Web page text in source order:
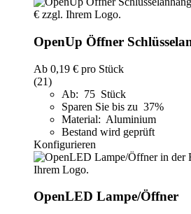
OpenUp Öffner
Ab 0,19 € pro Stück
(21)
Ab: 75 Stück
Sparen Sie bis zu 37%
Material: Aluminium
Bestand wird geprüft
Konfigurieren
OpenLED Lampe/Öffner